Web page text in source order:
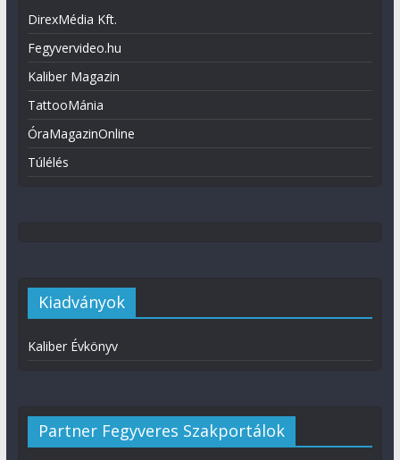
DirexMédia Kft.
Fegyvervideo.hu
Kaliber Magazin
TattooMánia
ÓraMagazinOnline
Túlélés
Kiadványok
Kaliber Évkönyv
Partner Fegyveres Szakportálok